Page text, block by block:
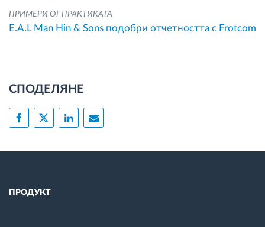
ПРИМЕРИ ОТ ПРАКТИКАТА
E.A.L Man Hin & Sons подобри отчетността с Frotcom
СПОДЕЛЯНЕ
ПРОДУКТ